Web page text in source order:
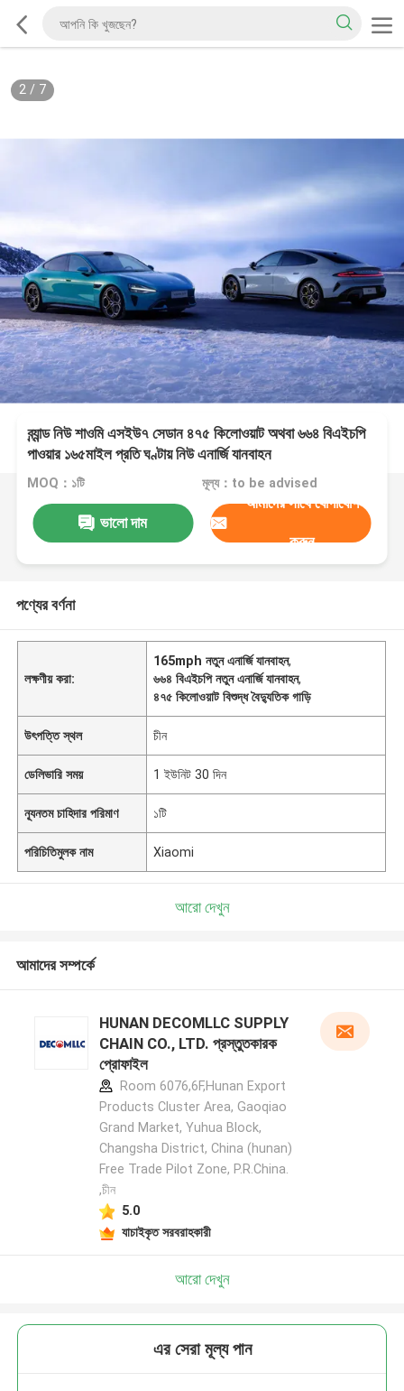
2/ 7
ব্র্যান্ড নিউ শাওমি এসইউ৭ সেডান ৪৭৫ কিলোওয়াট অথবা ৬৬৪ বিএইচপি
পাওয়ার ১৬৫মাইল প্রতি ঘণ্টায় নিউ এনার্জি যানবাহন
MOQ：১টি মূল্য：to be advised
ভালো দাম
আমাদের সাথে যোগাযোগ
করুন
পণ্যের বর্ণনা
লক্ষণীয় করা:
165mph নতুন এনার্জি যানবাহন,
৬৬৪ বিএইচপি নতুন এনার্জি যানবাহন,
৪৭৫ কিলোওয়াট বিশুদ্ধ বৈদ্যুতিক গাড়ি
উৎপত্তি স্থল চীন
ডেলিভারি সময় 1 ইউনিট 30 দিন
ন্যূনতম চাহিদার পরিমাণ ১টি
পরিচিতিমুলক নাম Xiaomi
আরো দেখুন
আমাদের সম্পর্কে
HUNAN DECOMLLC SUPPLY
CHAIN CO., LTD. প্রস্তুতকারক
প্রোফাইল
Room 6076,6F,Hunan Export
Products Cluster Area, Gaoqiao
Grand Market, Yuhua Block,
Changsha District, China (hunan)
Free Trade Pilot Zone, P.R.China.
,চীন
5.0
যাচাইকৃত সরবরাহকারী
আরো দেখুন
এর সেরা মূল্য পান